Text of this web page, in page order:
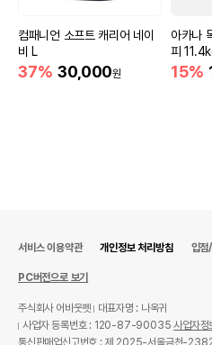
컴패니언 소프트 캐리어 네이
비 L
37% 30,000원
아카나
피
15%
서비스 이용약관 개인정보 처리방침 입점
PC버전으로 보기
주식회사 어바웃펫
대표자명 : 나옥귀
사업자 등록번호 : 120-87-90035사업자정
통신판매업신고번호 : 제 2025-서울금천-